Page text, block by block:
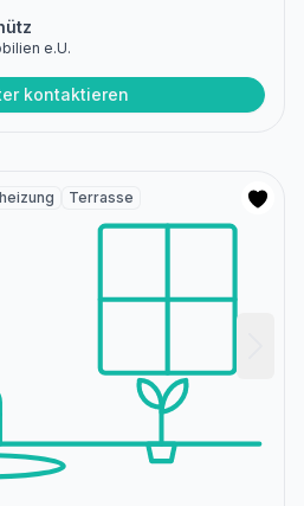
e.U.
kontaktieren
Terrasse